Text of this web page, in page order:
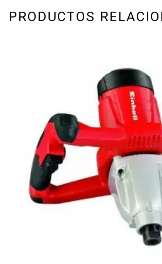
PRODUCTOS